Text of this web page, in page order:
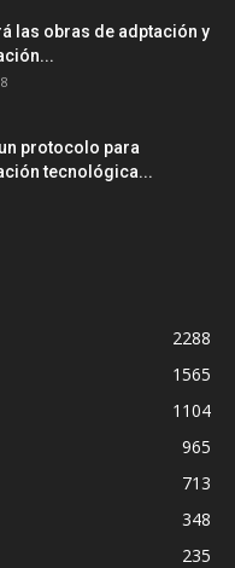
las obras de adptación y
protocolo para
tecnológica...
2288
1565
1104
965
713
348
235